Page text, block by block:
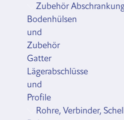
Zubehör
Bodenhülsen
und
Zubehör
Gatter
Lägerabschlüsse
und
Profile
Rohre, Verbinder,